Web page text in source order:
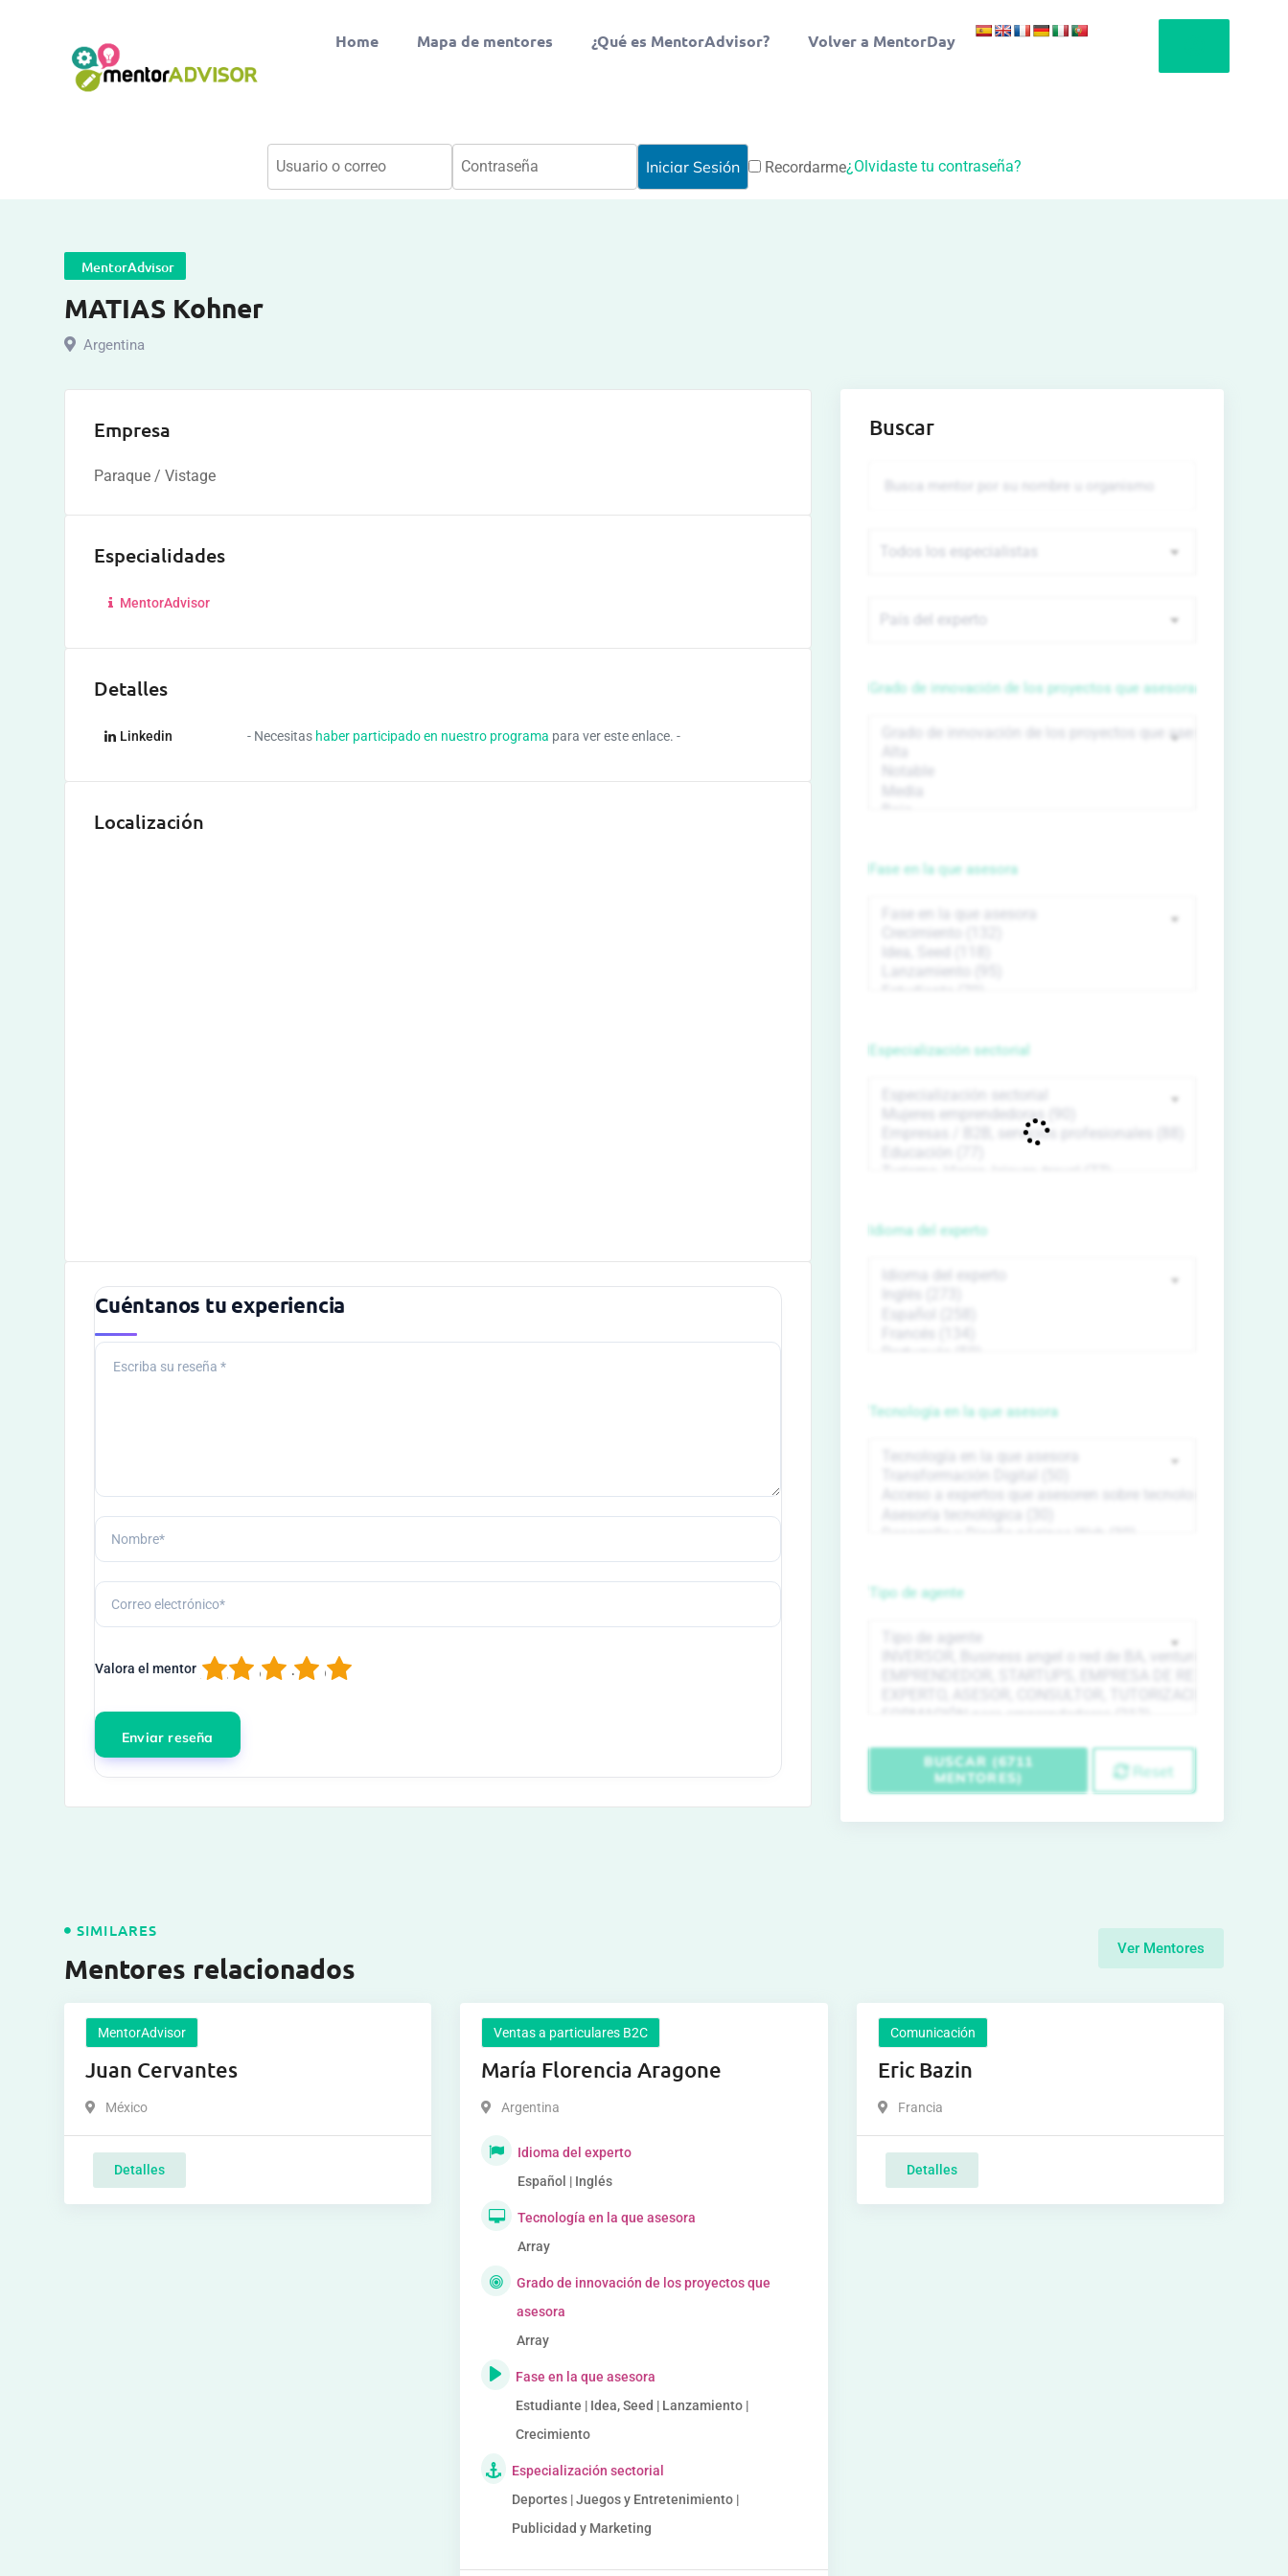
Home Mapa de mentores ¿Qué es MentorAdvisor? Volver a MentorDay
Recordarme¿Olvidaste tu contraseña?
MentorAdvisor
MATIAS Kohner
Argentina
Empresa
Paraque / Vistage
Especialidades
MentorAdvisor
Detalles
Linkedin - Necesitas haber participado en nuestro programa para ver este enlace. -
Localización
Cuéntanos tu experiencia
Valora el mentor 5
4
3
2
1
Buscar
Grado de innovación de los proyectos que asesora
Fase en la que asesora
Especialización sectorial
Idioma del experto
Tecnología en la que asesora
Tipo de agente
BUSCAR (6711
MENTORES)
Reset
SIMILARES
Mentores relacionados
Ver Mentores
MentorAdvisor
Juan Cervantes
México
Detalles
Ventas a particulares B2C
María Florencia Aragone
Argentina
Idioma del experto
Español | Inglés
Tecnología en la que asesora
Array
Grado de innovación de los proyectos que
asesora
Array
Fase en la que asesora
Estudiante | Idea, Seed | Lanzamiento |
Crecimiento
Especialización sectorial
Deportes | Juegos y Entretenimiento |
Publicidad y Marketing
Comunicación
Eric Bazin
Francia
Detalles